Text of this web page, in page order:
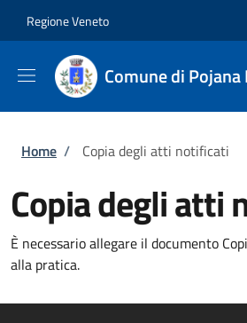
Regione Veneto
Comune di
Briciole di pane
Home / Copia degli atti notificati
Copia degli atti
È necessario allegare il documento
alla pratica.